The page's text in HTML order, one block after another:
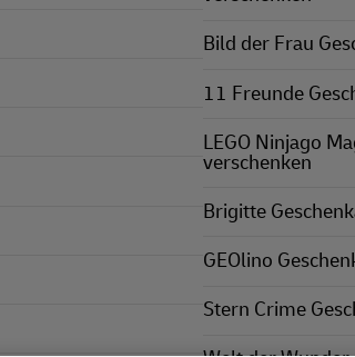
Bild der Frau
11 Freunde
LEGO Ninjago
verschenken
Brigitte
GEOlino
Stern Crime